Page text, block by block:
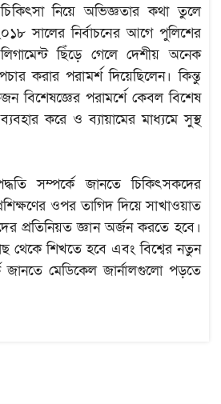
চিকিৎসা নিয়ে অভিজ্ঞতার কথা তুলে
সালের নির্বাচনের আগে পুলিশের
ছিঁড়ে গেলে দেশীয় অনেক
করার পরামর্শ দিয়েছিলেন। কিন্তু
বিশেষজ্ঞের পরামর্শে কেবল বিশেষ
করে ও ব্যায়ামের মাধ্যমে সুস্থ
সম্পর্কে জানতে চিকিৎসকদের
ওপর তাগিদ দিয়ে সাখাওয়াত
প্রতিনিয়ত জ্ঞান অর্জন করতে হবে।
থেকে শিখতে হবে এবং বিশ্বের নতুন
জানতে মেডিকেল জার্নালগুলো পড়তে